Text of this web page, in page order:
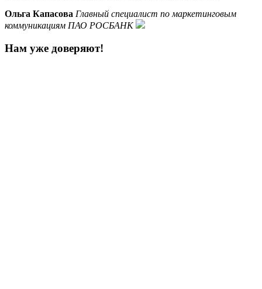
Ольга Капасова Главный специалист по маркетинговым
коммуникациям ПАО РОСБАНК
Нам уже доверяют!